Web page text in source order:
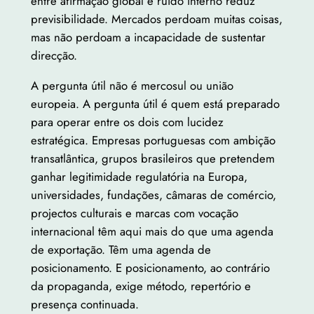
previsibilidade. Mercados perdoam muitas coisas,
mas não perdoam a incapacidade de sustentar
direcção.
A pergunta útil não é mercosul ou união
europeia. A pergunta útil é quem está preparado
para operar entre os dois com lucidez
estratégica. Empresas portuguesas com ambição
transatlântica, grupos brasileiros que pretendem
ganhar legitimidade regulatória na Europa,
universidades, fundações, câmaras de comércio,
projectos culturais e marcas com vocação
internacional têm aqui mais do que uma agenda
de exportação. Têm uma agenda de
posicionamento. E posicionamento, ao contrário
da propaganda, exige método, repertório e
presença continuada.